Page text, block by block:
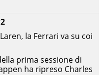
la Ferrari va su coi
prima sessione di
ha ripreso Charles